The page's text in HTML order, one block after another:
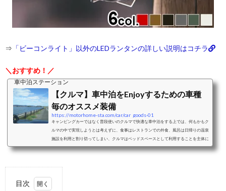
⇒ 「ビーコンライト」以外のLEDランタンの詳しい説明はコチラ
＼おすすめ！／
車中泊ステーション
【クルマ】車中泊をEnjoyするための車種
毎のオススメ装備
https://motorhome-sta.com/car/car_goods-01
キャンピングカーではなく普段使いのクルマで快適な車中泊をする上では、何もかもク
ルマの中で実現しようとは考えずに、食事はレストランでの外食、風呂は日帰りの温泉
施設を利用と割り切ってしまい、クルマはベッドスペースとして利用することを主体に
考えることをおすすめします。ベッドスペースとして利用することを考えた際の車中泊
り大人二人＋小さな子供一人程度...
目次